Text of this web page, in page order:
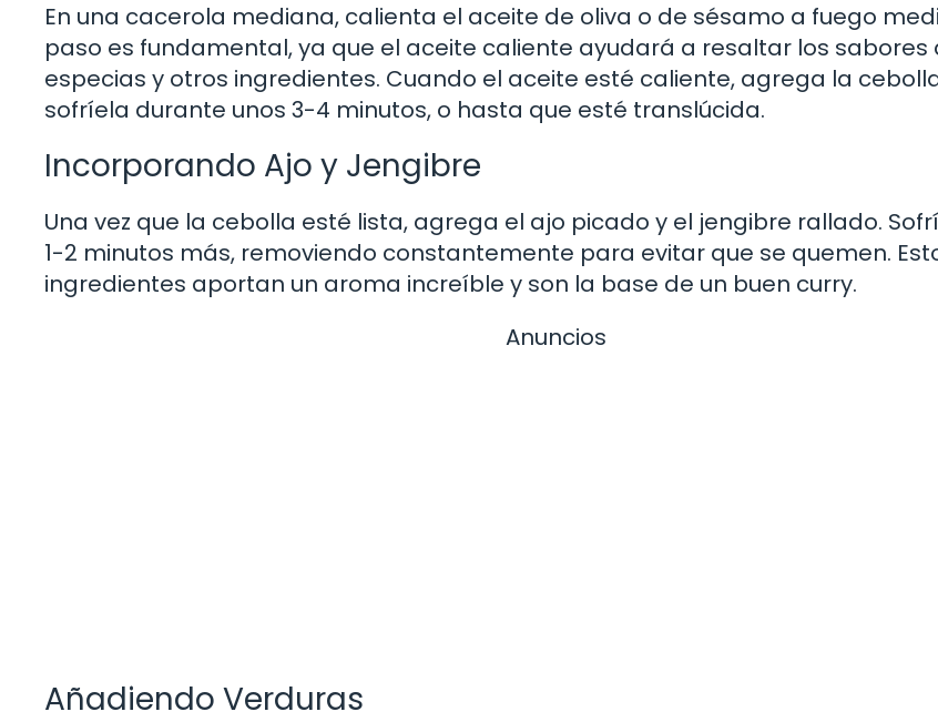
En una cacerola mediana, calienta el aceite de oliva o de sésamo a fuego
paso es fundamental, ya que el aceite caliente ayudará a resaltar los sabores
especias y otros ingredientes. Cuando el aceite esté caliente, agrega la
sofríela durante unos 3-4 minutos, o hasta que esté translúcida.
Incorporando Ajo y Jengibre
Una vez que la cebolla esté lista, agrega el ajo picado y el jengibre rallado.
1-2 minutos más, removiendo constantemente para evitar que se quemen.
ingredientes aportan un aroma increíble y son la base de un buen curry.
Anuncios
Añadiendo Verduras